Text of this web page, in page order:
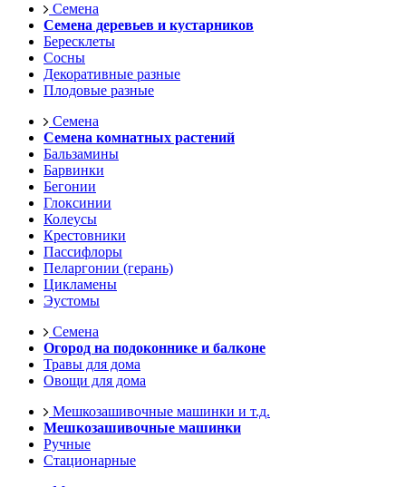
Семена
Семена деревьев и кустарников
Бересклеты
Сосны
Декоративные разные
Плодовые разные
Семена
Семена комнатных растений
Бальзамины
Барвинки
Бегонии
Глоксинии
Колеусы
Крестовники
Пассифлоры
Пеларгонии (герань)
Цикламены
Эустомы
Семена
Огород на подоконнике и балконе
Травы для дома
Овощи для дома
Мешкозашивочные машинки и т.д.
Мешкозашивочные машинки
Ручные
Стационарные